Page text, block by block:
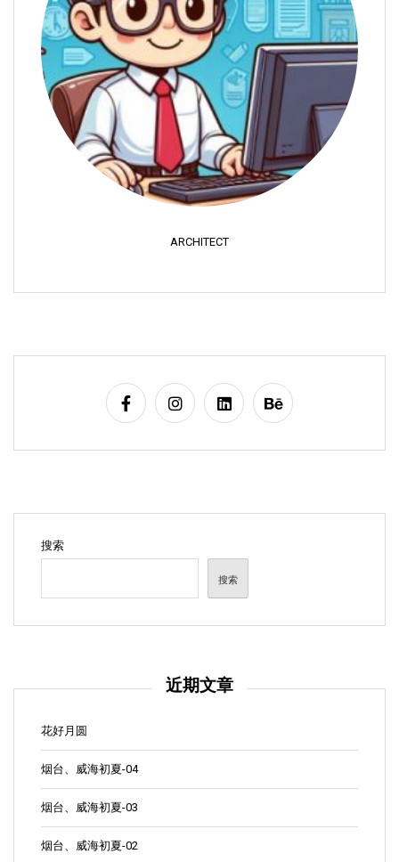
ARCHITECT
搜索
搜索
近期文章
花好月圆
烟台、威海初夏-04
烟台、威海初夏-03
烟台、威海初夏-02